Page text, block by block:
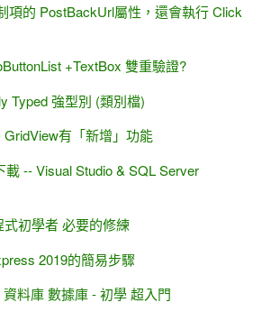
項的 PostBackUrl屬性，還會執行 Click
+TextBox 雙重驗證?
Typed 強型別 (類別檔)
GridView有「新增」功能
載 -- Visual Studio & SQL Server
初學者 必要的修練
2019的簡易步驟
料庫 數據庫 - 初學 超入門